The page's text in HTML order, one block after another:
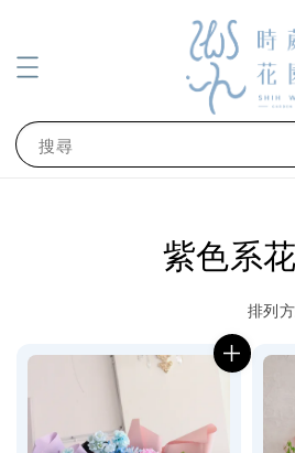
搜尋
紫色系
排列